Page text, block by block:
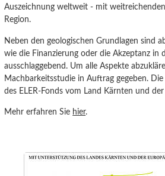
Auszeichnung weltweit - mit
Region.
Neben den geologischen Grundlagen sind
wie die Finanzierung oder die Akzeptanz in
ausschlaggebend. Um alle Aspekte
Machbarkeitsstudie in Auftrag gegeben.
des ELER-Fonds vom Land Kärnten und
Mehr erfahren Sie hier.